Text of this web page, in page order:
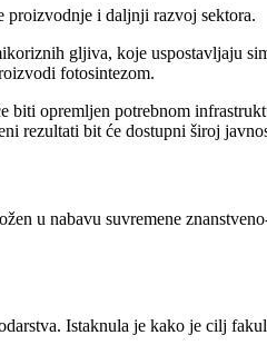
proizvodnje i daljnji razvoj sektora.
gljiva, koje uspostavljaju
fotosintezom.
biti opremljen potrebnom
rezultati bit će dostupni široj
u nabavu suvremene
Istaknula je kako je cilj